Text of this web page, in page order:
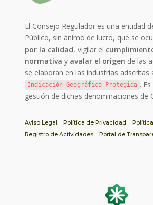
El Consejo Regulador es una entidad
Público, sin ánimo de lucro, que se
por la calidad, vigilar el
normativa y avalar el origen de las
se elaboran en las industrias adscritas
Indicación Geográfica Protegida .
gestión de dichas denominaciones de
Aviso Legal Política de Privacidad
Registro de Actividades
Portal de